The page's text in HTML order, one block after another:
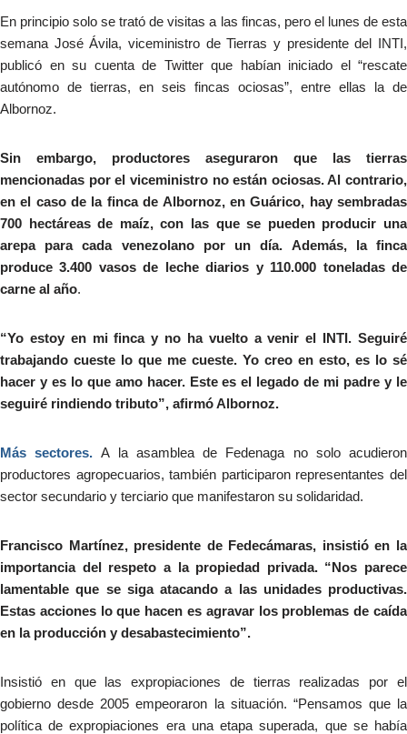
En principio solo se trató de visitas a las fincas, pero el lunes de esta
semana José Ávila, viceministro de Tierras y presidente del INTI,
publicó en su cuenta de Twitter que habían iniciado el “rescate
autónomo de tierras, en seis fincas ociosas”, entre ellas la de
Albornoz.
Sin embargo, productores aseguraron que las tierras
mencionadas por el viceministro no están ociosas. Al contrario,
en el caso de la finca de Albornoz, en Guárico, hay sembradas
700 hectáreas de maíz, con las que se pueden producir una
arepa para cada venezolano por un día. Además, la finca
produce 3.400 vasos de leche diarios y 110.000 toneladas de
carne al año.
“Yo estoy en mi finca y no ha vuelto a venir el INTI. Seguiré
trabajando cueste lo que me cueste. Yo creo en esto, es lo sé
hacer y es lo que amo hacer. Este es el legado de mi padre y le
seguiré rindiendo tributo”, afirmó Albornoz.
Más sectores.A la asamblea de Fedenaga no solo acudieron
productores agropecuarios, también participaron representantes del
sector secundario y terciario que manifestaron su solidaridad.
Francisco Martínez, presidente de Fedecámaras, insistió en la
importancia del respeto a la propiedad privada. “Nos parece
lamentable que se siga atacando a las unidades productivas.
Estas acciones lo que hacen es agravar los problemas de caída
en la producción y desabastecimiento”.
Insistió en que las expropiaciones de tierras realizadas por el
gobierno desde 2005 empeoraron la situación. “Pensamos que la
política de expropiaciones era una etapa superada, que se había